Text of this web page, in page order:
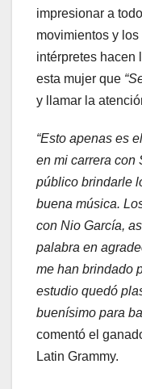
impresionar a
movimientos y
intérpretes hacen
esta mujer que
y llamar la
“Esto apenas es
en mi carrera con
público brindarle
buena música.
con Nio García,
palabra en
me han brindado
estudio quedó
buenísimo para
comentó el
Latin Grammy.